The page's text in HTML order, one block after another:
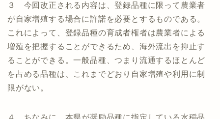
３ 今回改正される内容は、登録品種に限って農業者
が自家増殖する場合に許諾を必要とするものである。
これによって、登録品種の育成者権者は農業者による
増殖を把握することができるため、海外流出を抑止す
ることができる。一般品種、つまり流通するほとんど
を占める品種は、これまでどおり自家増殖や利用に制
限がない。
４ ちなみに、本県が奨励品種に指定している水稲品